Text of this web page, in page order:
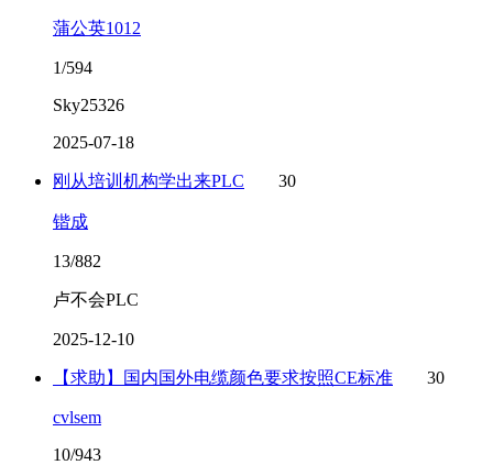
蒲公英1012
1/594
Sky25326
2025-07-18
刚从培训机构学出来PLC 30
锴成
13/882
卢不会PLC
2025-12-10
【求助】国内国外电缆颜色要求按照CE标准 30
cvlsem
10/943